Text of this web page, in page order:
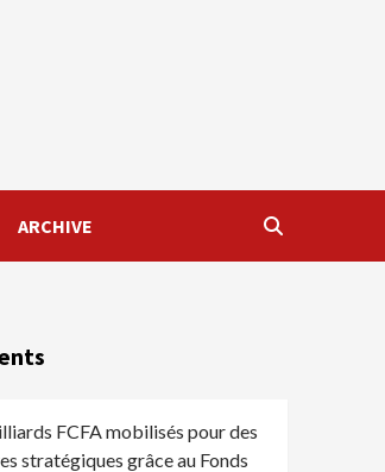
ARCHIVE
FCFA mobilisés pour des
stratégiques grâce au Fonds